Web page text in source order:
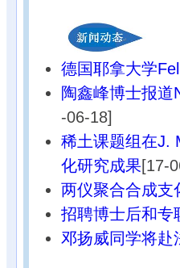
德国耶拿大学
陶鑫峰博士报道
-06-18]
稀土课题组在J.
化研究成果[17-
两仪聚合合成支
招聘博士后和专
邓扬威同学将赴